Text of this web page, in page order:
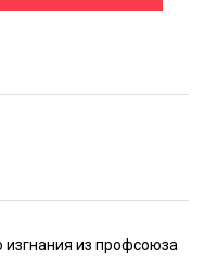
изгнания из профсоюза